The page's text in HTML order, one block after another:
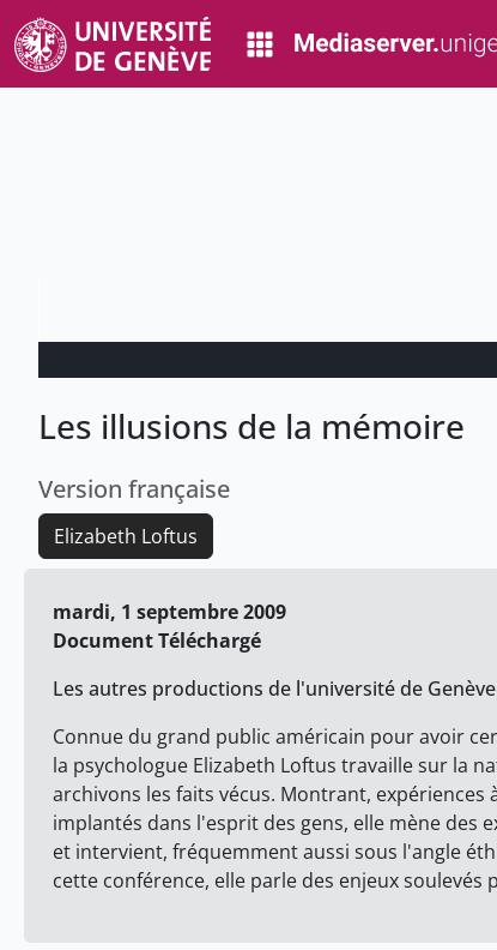
Les illusions de la mémoire
Version française
Elizabeth Loftus
mardi, 1 septembre 2009
Document Téléchargé
Les autres productions de l'université de
Connue du grand public américain pour avoir
la psychologue Elizabeth Loftus travaille sur la
archivons les faits vécus. Montrant,
implantés dans l'esprit des gens, elle mène des
et intervient, fréquemment aussi sous l'angle
cette conférence, elle parle des enjeux soulevés